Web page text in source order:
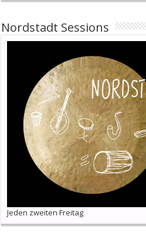
Nordstadt Sessions
Jeden zweiten Freitag